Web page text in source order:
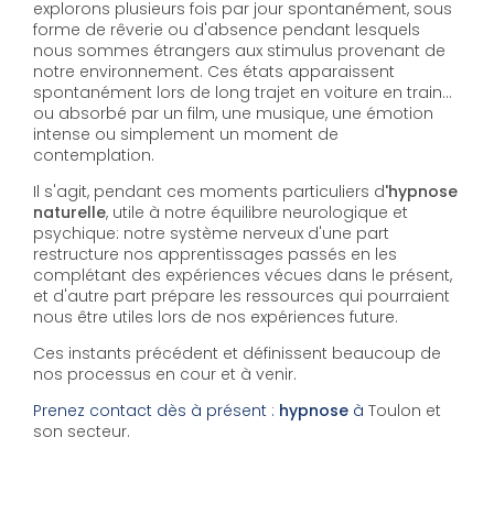
explorons plusieurs fois par jour spontanément, sous
forme de rêverie ou d'absence pendant lesquels
nous sommes étrangers aux stimulus provenant de
notre environnement. Ces états apparaissent
spontanément lors de long trajet en voiture en train...
ou absorbé par un film, une musique, une émotion
intense ou simplement un moment de
contemplation.
Il s'agit, pendant ces moments particuliers d'hypnose
naturelle, utile à notre équilibre neurologique et
psychique: notre système nerveux d'une part
restructure nos apprentissages passés en les
complétant des expériences vécues dans le présent,
et d'autre part prépare les ressources qui pourraient
nous être utiles lors de nos expériences future.
Ces instants précédent et définissent beaucoup de
nos processus en cour et à venir.
Prenez contact dès à présent : hypnose à Toulon et
son secteur.